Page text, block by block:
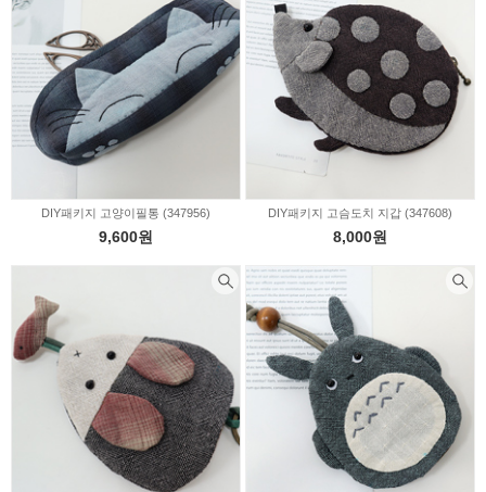
DIY패키지 고양이필통 (347956)
9,600원
DIY패키지 고슴도치 지갑 (347608)
8,000원